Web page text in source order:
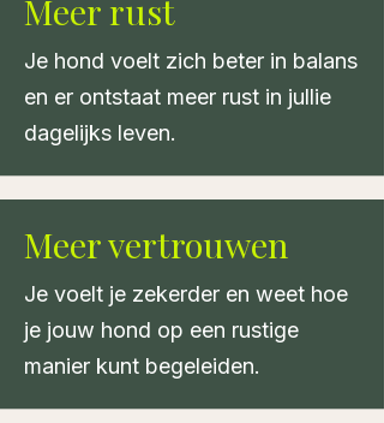
Meer rust
Je hond voelt zich beter in balans
en er ontstaat meer rust in jullie
dagelijks leven.
Meer vertrouwen
Je voelt je zekerder en weet hoe
je jouw hond op een rustige
manier kunt begeleiden.